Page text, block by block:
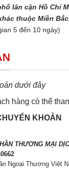
lân cận Hồ Chí
thuộc Miền
5 đến 10 ngày)
dưới đây
hàng có thể
KHOẢN
THƯƠNG MẠI
Ngoại Thương Việt